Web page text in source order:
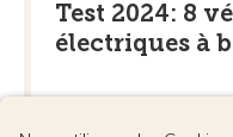
Test 2024: 8
électriques à